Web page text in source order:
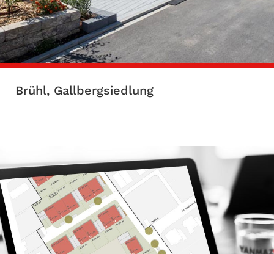
Brühl, Gallbergsiedlung